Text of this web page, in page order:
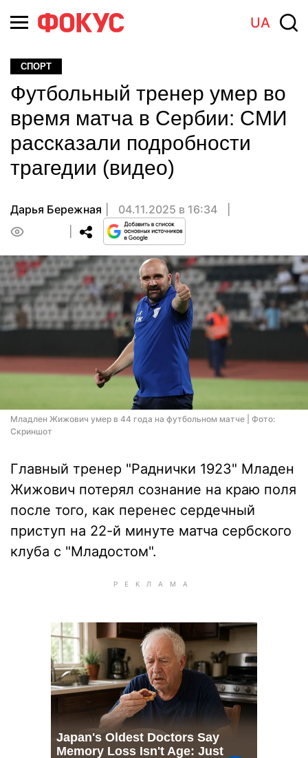
UA
СПОРТ
Футбольный тренер умер во
время матча в Сербии: СМИ
рассказали подробности
трагедии (видео)
Дарья Бережная
04.11.2025 в 16:34
Младлен Жижович умер в 44 года на футбольном матче | Фото:
Скриншот
Главный тренер "Раднички 1923" Младен
Жижович потерял сознание на краю поля
после того, как перенес сердечный
приступ на 22-й минуте матча сербского
клуба с "Младостом".